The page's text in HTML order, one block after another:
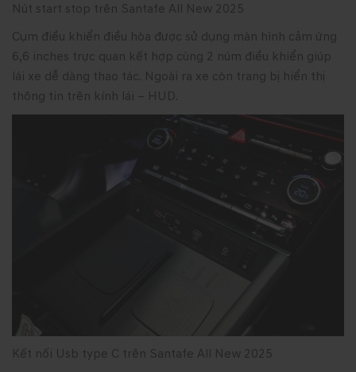
Nút start stop trên Santafe All New 2025
Cụm điều khiển điều hòa được sử dụng màn hình cảm ứng
6,6 inches trực quan kết hợp cùng 2 núm điều khiển giúp
lái xe dễ dàng thao tác. Ngoài ra xe còn trang bị hiển thị
thông tin trên kính lái – HUD.
Kết nối Usb type C trên Santafe All New 2025